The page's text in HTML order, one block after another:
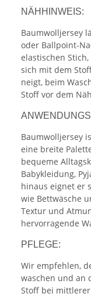
NÄHHINWEIS:
Baumwolljersey
oder Ballpoint-
elastischen
sich mit dem
neigt, beim
Stoff vor dem
Baumwolljersey
eine breite
bequeme
Babykleidung,
hinaus eignet er
wie Bettwäsche
Textur und
hervorragende
PFLEGE:
Wir empfehlen,
waschen und an
Stoff bei